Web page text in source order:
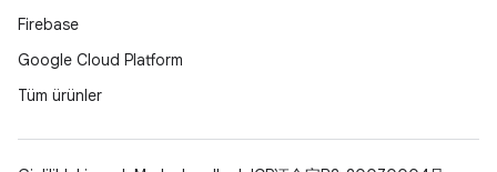
Firebase
Google Cloud Platform
Tüm ürünler